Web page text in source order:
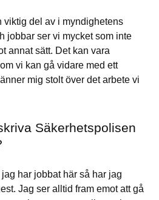
viktig del av i myndighetens
jobbar ser vi mycket som inte
annat sätt. Det kan vara
vi kan gå vidare med ett
mig stolt över det arbete vi
Säkerhetspolisen
har jobbat här så har jag
Jag ser alltid fram emot att gå